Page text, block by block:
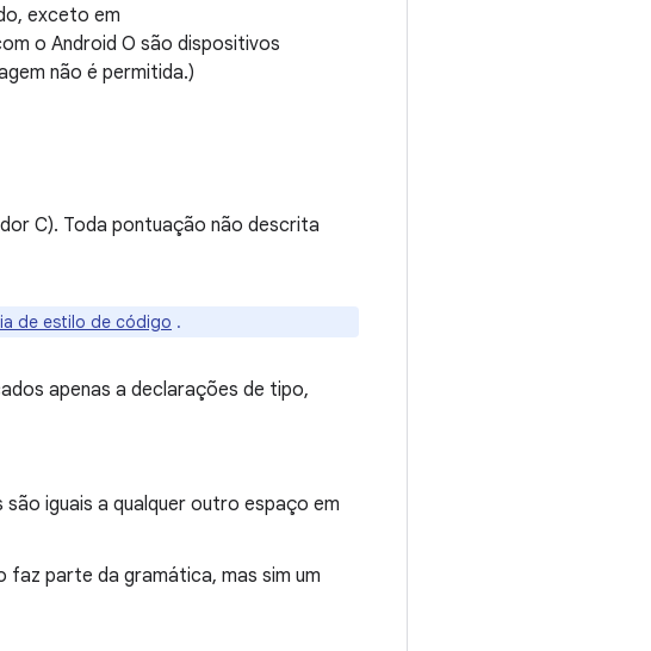
exceto em
o Android O são dispositivos
não é permitida.)
C). Toda pontuação não descrita
de estilo de código .
apenas a declarações de tipo,
são iguais a qualquer outro espaço em
faz parte da gramática, mas sim um